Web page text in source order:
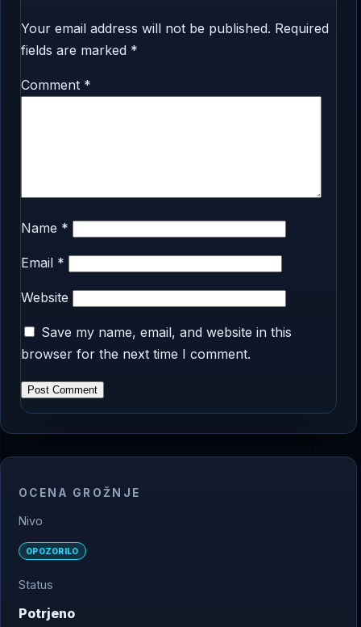
Your email address will not be published. Required
fields are marked *
Comment *
Name *
Email *
Website
Save my name, email, and website in this
browser for the next time I comment.
OCENA GROŽNJE
Nivo
OPOZORILO
Status
Potrjeno